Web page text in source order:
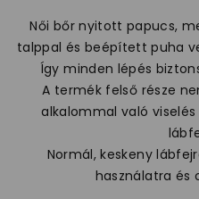
Női bőr nyitott papucs,
talppal és beépített puha
Így minden lépés
A termék felső része
alkalommal való
Normál, keskeny
használatra és